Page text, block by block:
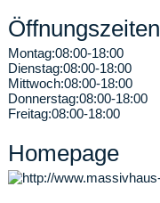
Öffnungszeiten
Montag:08:00-18:00
Dienstag:08:00-18:00
Mittwoch:08:00-18:00
Donnerstag:08:00-18:00
Freitag:08:00-18:00
Homepage